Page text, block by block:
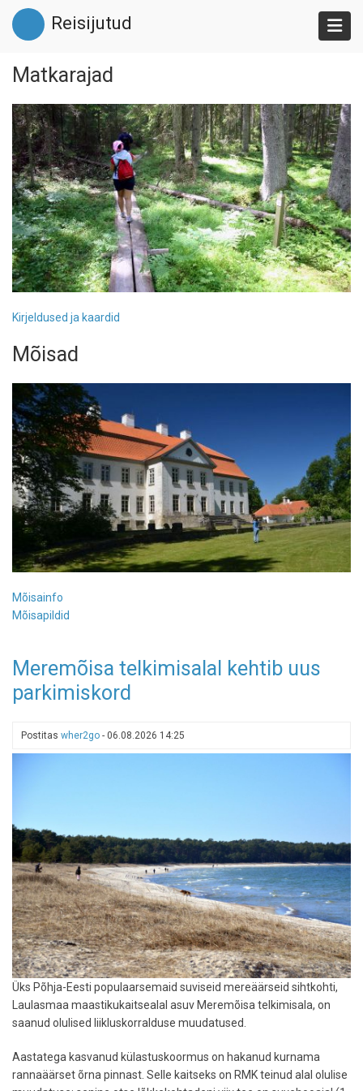
Liigu
edasi
põhisisu
Reisijutud
Matkarajad
Kirjeldused ja kaardid
Mõisad
Mõisainfo
Mõisapildid
Meremõisa telkimisalal kehtib uus
parkimiskord
Postitas wher2go - 06.08.2026 14:25
Üks Põhja-Eesti populaarsemaid suviseid mereäärseid sihtkohti,
Laulasmaa maastikukaitsealal asuv Meremõisa telkimisala, on
saanud olulised liikluskorralduse muudatused.
Aastatega kasvanud külastuskoormus on hakanud kurnama
rannaäärset õrna pinnast. Selle kaitseks on RMK teinud alal olulise